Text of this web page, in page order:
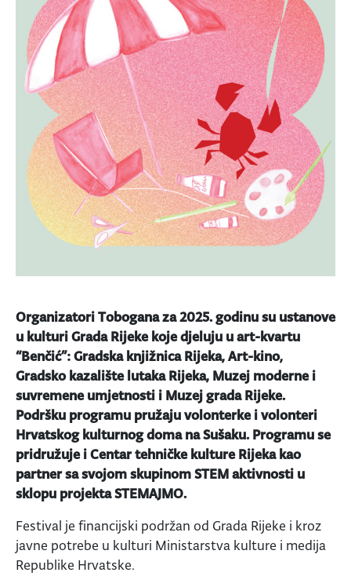
Organizatori Tobogana za 2025. godinu su ustanove
u kulturi Grada Rijeke koje djeluju u art-kvartu
“Benčić”: Gradska knjižnica Rijeka, Art-kino,
Gradsko kazalište lutaka Rijeka, Muzej moderne i
suvremene umjetnosti i Muzej grada Rijeke.
Podršku programu pružaju volonterke i volonteri
Hrvatskog kulturnog doma na Sušaku. Programu se
pridružuje i Centar tehničke kulture Rijeka kao
partner sa svojom skupinom STEM aktivnosti u
sklopu projekta STEMAJMO.
Festival je financijski podržan od Grada Rijeke i kroz
javne potrebe u kulturi Ministarstva kulture i medija
Republike Hrvatske.